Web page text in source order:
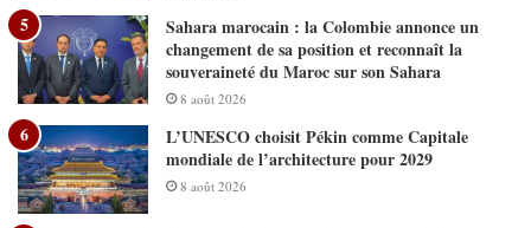
Sahara marocain : la Colombie annonce un
changement de sa position et reconnaît la
souveraineté du Maroc sur son Sahara
8 août 2026
L’UNESCO choisit Pékin comme Capitale
mondiale de l’architecture pour 2029
8 août 2026